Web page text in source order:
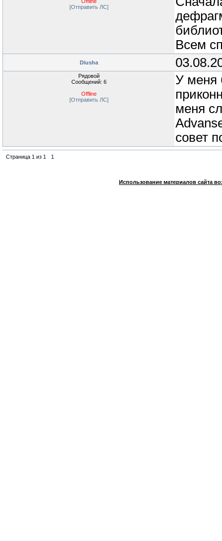
[Отправить ЛС]
Всем
Diusha
Рядовой
Сообщений: 6
Offline
[Отправить ЛС]
У меня
меня
совет
Страница 1 из 1 1
Использование материалов сайта